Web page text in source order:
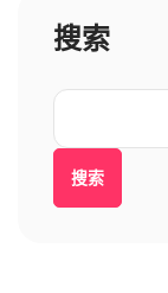
搜索
搜索